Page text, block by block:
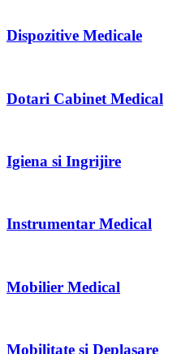
Dispozitive Medicale
Dotari Cabinet Medical
Igiena si Ingrijire
Instrumentar Medical
Mobilier Medical
Mobilitate si Deplasare